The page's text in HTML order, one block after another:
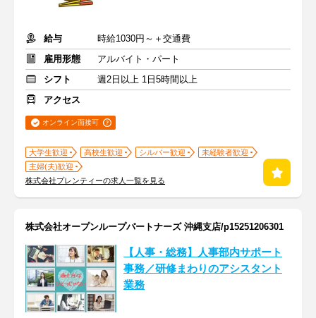
給与
時給1030円～＋交通費
雇用形態
アルバイト・パート
シフト
週2日以上 1日5時間以上
アクセス
オンライン面接可
大学生歓迎 高校生歓迎 シルバー歓迎
未経験者歓迎
主婦(夫)歓迎
株式会社プレンティーの求人一覧を見る
株式会社オープンループパートナーズ 沖縄支店/p15251206301
【人事・総務】人事部内サポート
事務／研修まわりのアシスタント
業務